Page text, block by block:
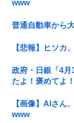
www
普通自動車から
【悲報】ヒソカ
政府・日銀「4月
たよ！褒めてよ！
【画像】AIさん
www